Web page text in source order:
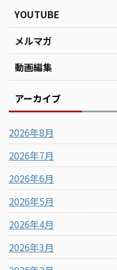
YOUTUBE
メルマガ
動画編集
アーカイブ
2026年8月
2026年7月
2026年6月
2026年5月
2026年4月
2026年3月